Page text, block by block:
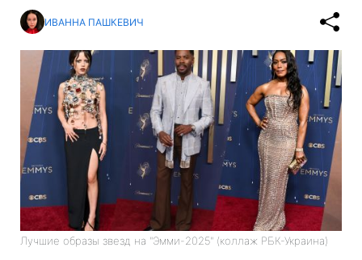
ИВАННА ПАШКЕВИЧ
Лучшие образы звезд на "Эмми-2025" (коллаж РБК-Украина)